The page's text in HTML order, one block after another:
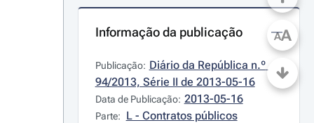
Informação da publicação
Publicação: Diário da República n.º
94/2013, Série II de 2013-05-16
Data de Publicação: 2013-05-16
Parte: L - Contratos públicos
AA